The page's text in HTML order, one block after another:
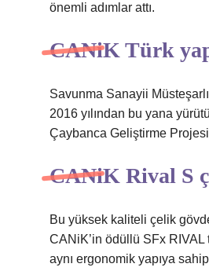
önemli adımlar attı.
CANiK Türk
Savunma Sanayii
2016 yılından bu yana
Çaybanca Geliştirme
CANiK Rival S
Bu yüksek kaliteli çelik
CANiK’in ödüllü SFx RIVAL
aynı ergonomik yapıya